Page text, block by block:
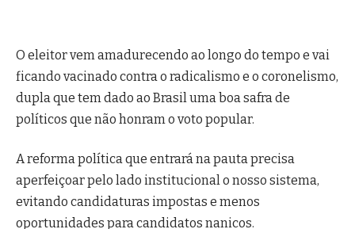
O eleitor vem amadurecendo ao longo do tempo e vai
ficando vacinado contra o radicalismo e o coronelismo,
dupla que tem dado ao Brasil uma boa safra de
políticos que não honram o voto popular.
A reforma política que entrará na pauta precisa
aperfeiçoar pelo lado institucional o nosso sistema,
evitando candidaturas impostas e menos
oportunidades para candidatos nanicos.